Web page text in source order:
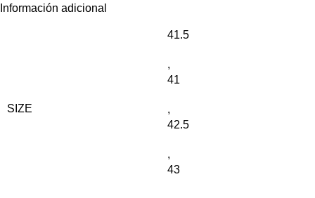
Información adicional
SIZE
41.5
,
41
,
42.5
,
43